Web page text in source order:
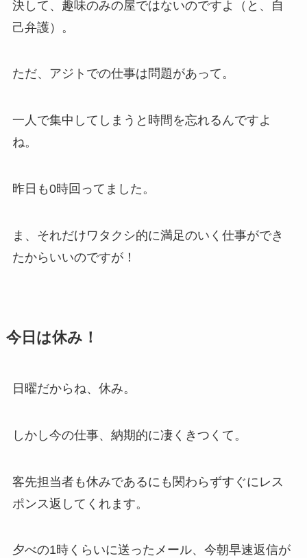
決して、趣味のみの屋ではないのですよ（と、自
己弁護）。
ただ、アジトでの仕事は問題があって。
一人で集中してしまうと時間を忘れるんですよ
ね。
昨日も0時回ってました。
ま、それだけワタクシ的に満足のいく仕事ができ
たからいいのですが！
今日は休み！
日曜だからね、休み。
しかし今の仕事、納期的に凄くきつくて。
客先担当者も休みであるにも関わらずすぐにレス
ポンス返してくれます。
夕べの1時くらいに送ったメール、今朝早速返信が